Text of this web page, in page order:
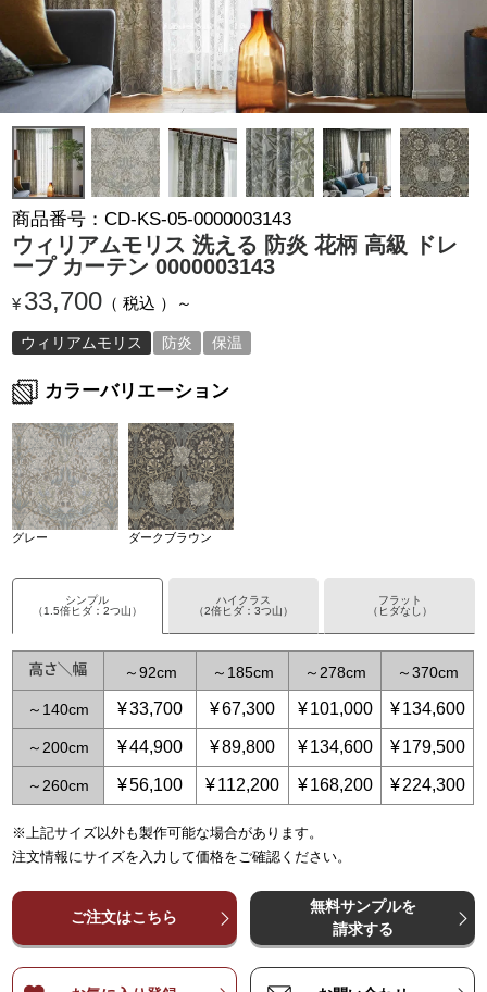
商品番号 CD-KS-05-0000003143
ウィリアムモリス 洗える 防炎 花柄 高級 ドレ
ープ カーテン 0000003143
¥ 33,700 税込
ウィリアムモリス 防炎 保温
カラーバリエーション
グレー ダークブラウン
シンプル
（1.5倍ヒダ：2つ山）
～92 ～ 185 ～ 278 ～370
～ 140 ¥33,700 ¥67,300 ¥101,000 ¥134,600
～ 200 ¥44,900 ¥89,800 ¥134,600 ¥179,500
～ 260 ¥56,100 ¥112,200 ¥168,200 ¥224,300
ハイクラス
（2倍ヒダ：3つ山）
～59 ～ 139 ～208
¥44,900 89,800 134,600 ¥179,500 ¥
フラット
（ヒダなし）
～115 ～231 ～
¥44,900 89,800 134,600 ¥ 179,500
※上記サイズ以外も製作可能な場合があります。
注文情報にサイズを入力して価格をご確認ください。
ご注文はこちら
無料サンプルを
請求する